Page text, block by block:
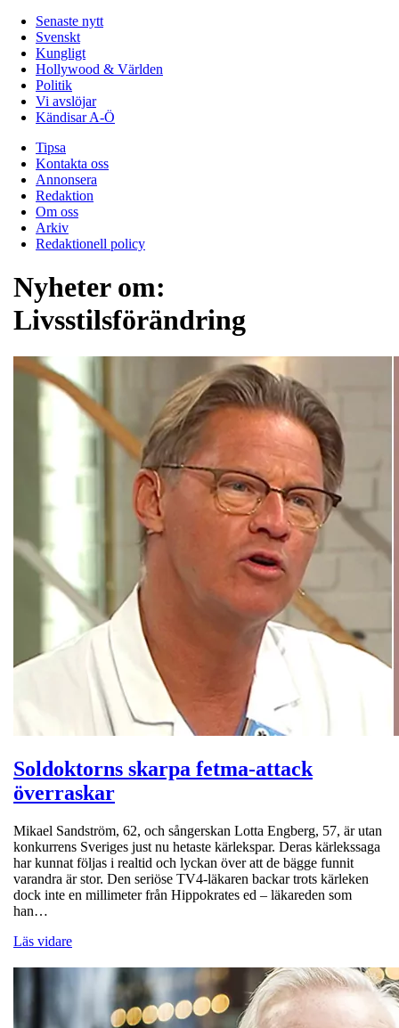
Senaste nytt
Svenskt
Kungligt
Hollywood & Världen
Politik
Vi avslöjar
Kändisar A-Ö
Tipsa
Kontakta oss
Annonsera
Redaktion
Om oss
Arkiv
Redaktionell policy
Nyheter om:
Livsstilsförändring
Soldoktorns skarpa fetma-attack
överraskar
Mikael Sandström, 62, och sångerskan Lotta Engberg, 57, är utan
konkurrens Sveriges just nu hetaste kärlekspar. Deras kärlekssaga
har kunnat följas i realtid och lyckan över att de bägge funnit
varandra är stor. Den seriöse TV4-läkaren backar trots kärleken
dock inte en millimeter från Hippokrates ed – läkareden som
han…
Läs vidare